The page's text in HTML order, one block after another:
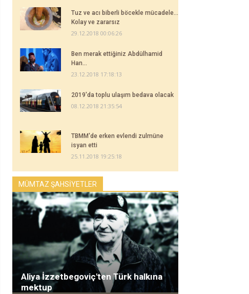
Tuz ve acı biberli böcekle mücadele...
Kolay ve zararsız
29.12.2018 00:06:26
Ben merak ettiğiniz Abdülhamid
Han...
23.12.2018 17:18:13
2019'da toplu ulaşım bedava olacak
08.12.2018 21:35:54
TBMM'de erken evlendi zulmüne
isyan etti
25.11.2018 19:25:18
MÜMTAZ ŞAHSİYETLER
Aliya İzzetbegoviç'ten Türk halkına
mektup